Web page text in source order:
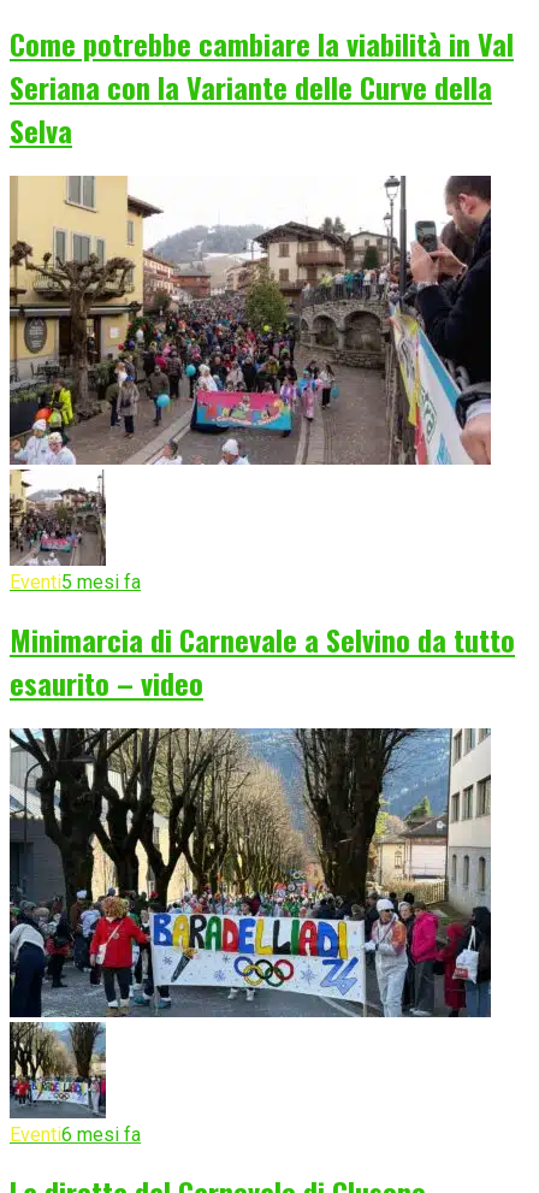
Come potrebbe cambiare la viabilità in Val
Seriana con la Variante delle Curve della
Selva
Eventi5 mesi fa
Minimarcia di Carnevale a Selvino da tutto
esaurito – video
Eventi6 mesi fa